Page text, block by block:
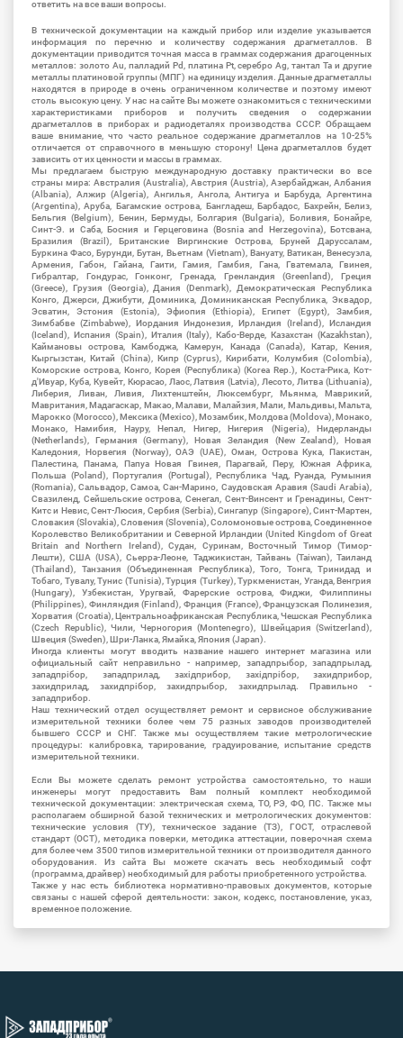
ответить на все ваши вопросы.
В технической документации на каждый прибор или изделие указывается
информация по перечню и количеству содержания драгметаллов. В
документации приводится точная масса в граммах содержания драгоценных
металлов: золото Au, палладий Pd, платина Pt, серебро Ag, тантал Ta и другие
металлы платиновой группы (МПГ) на единицу изделия. Данные драгметаллы
находятся в природе в очень ограниченном количестве и поэтому имеют
столь высокую цену. У нас на сайте Вы можете ознакомиться с техническими
характеристиками приборов и получить сведения о содержании
драгметаллов в приборах и радиодеталях производства СССР. Обращаем
ваше внимание, что часто реальное содержание драгметаллов на 10-25%
отличается от справочного в меньшую сторону! Цена драгметаллов будет
зависить от их ценности и массы в граммах.
Мы предлагаем быструю международную доставку практически во все
страны мира: Австралия (Australia), Австрия (Austria), Азербайджан, Албания
(Albania), Алжир (Algeria), Ангилья, Ангола, Антигуа и Барбуда, Аргентина
(Argentina), Аруба, Багамские острова, Бангладеш, Барбадос, Бахрейн, Белиз,
Бельгия (Belgium), Бенин, Бермуды, Болгария (Bulgaria), Боливия, Бонайре,
Синт-Э. и Саба, Босния и Герцеговина (Bosnia and Herzegovina), Ботсвана,
Бразилия (Brazil), Британские Виргинские Острова, Бруней Даруссалам,
Буркина Фасо, Бурунди, Бутан, Вьетнам (Vietnam), Вануату, Ватикан, Венесуэла,
Армения, Габон, Гайана, Гаити, Гамия, Гамбия, Гана, Гватемала, Гвинея,
Гибралтар, Гондурас, Гонконг, Гренада, Гренландия (Greenland), Греция
(Greece), Грузия (Georgia), Дания (Denmark), Демократическая Республика
Конго, Джерси, Джибути, Доминика, Доминиканская Республика, Эквадор,
Эсватин, Эстония (Estonia), Эфиопия (Ethiopia), Египет (Egypt), Замбия,
Зимбабве (Zimbabwe), Иордания Индонезия, Ирландия (Ireland), Исландия
(Iceland), Испания (Spain), Италия (Italy), Кабо-Верде, Казахстан (Kazakhstan),
Каймановы острова, Камбоджа, Камерун, Канада (Canada), Катар, Кения,
Кыргызстан, Китай (China), Кипр (Cyprus), Кирибати, Колумбия (Colombia),
Коморские острова, Конго, Корея (Республика) (Korea Rep.), Коста-Рика, Кот-
д'Ивуар, Куба, Кувейт, Кюрасао, Лаос, Латвия (Latvia), Лесото, Литва (Lithuania),
Либерия, Ливан, Ливия, Лихтенштейн, Люксембург, Мьянма, Маврикий,
Мавритания, Мадагаскар, Макао, Малави, Малайзия, Мали, Мальдивы, Мальта,
Марокко (Morocco), Мексика (Mexico), Мозамбик, Молдова (Moldova), Монако,
Монако, Намибия, Науру, Непал, Нигер, Нигерия (Nigeria), Нидерланды
(Netherlands), Германия (Germany), Новая Зеландия (New Zealand), Новая
Каледония, Норвегия (Norway), ОАЭ (UAE), Оман, Острова Кука, Пакистан,
Палестина, Панама, Папуа Новая Гвинея, Парагвай, Перу, Южная Африка,
Польша (Poland), Португалия (Portugal), Республика Чад, Руанда, Румыния
(Romania), Сальвадор, Самоа, Сан-Марино, Саудовская Аравия (Saudi Arabia),
Свазиленд, Сейшельские острова, Сенегал, Сент-Винсент и Гренадины, Сент-
Китс и Невис, Сент-Люсия, Сербия (Serbia), Сингапур (Singapore), Синт-Мартен,
Словакия (Slovakia), Словения (Slovenia), Соломоновые острова, Соединенное
Королевство Великобритании и Северной Ирландии (United Kingdom of Great
Britain and Northern Ireland), Судан, Суринам, Восточный Тимор (Тимор-
Лешти), США (USA), Сьерра-Леоне, Таджикистан, Тайвань (Taiwan), Таиланд
(Thailand), Танзания (Объединенная Республика), Того, Тонга, Тринидад и
Тобаго, Тувалу, Тунис (Tunisia), Турция (Turkey), Туркменистан, Уганда, Венгрия
(Hungary), Узбекистан, Уругвай, Фарерские острова, Фиджи, Филиппины
(Philippines), Финляндия (Finland), Франция (France), Французская Полинезия,
Хорватия (Croatia), Центральноафриканская Республика, Чешская Республика
(Czech Republic), Чили, Черногория (Montenegro), Швейцария (Switzerland),
Швеция (Sweden), Шри-Ланка, Ямайка, Япония (Japan).
Иногда клиенты могут вводить название нашего интернет магазина или
официальный сайт неправильно - например, западпрыбор, западпрылад,
западпрібор, западприлад, західприбор, західпрібор, захидприбор,
захидприлад, захидпрібор, захидпрыбор, захидпрылад. Правильно -
западприбор.
Наш технический отдел осуществляет ремонт и сервисное обслуживание
измерительной техники более чем 75 разных заводов производителей
бывшего СССР и СНГ. Также мы осуществляем такие метрологические
процедуры: калибровка, тарирование, градуирование, испытание средств
измерительной техники.
Если Вы можете сделать ремонт устройства самостоятельно, то наши
инженеры могут предоставить Вам полный комплект необходимой
технической документации: электрическая схема, ТО, РЭ, ФО, ПС. Также мы
располагаем обширной базой технических и метрологических документов:
технические условия (ТУ), техническое задание (ТЗ), ГОСТ, отраслевой
стандарт (ОСТ), методика поверки, методика аттестации, поверочная схема
для более чем 3500 типов измерительной техники от производителя данного
оборудования. Из сайта Вы можете скачать весь необходимый софт
(программа, драйвер) необходимый для работы приобретенного устройства.
Также у нас есть библиотека нормативно-правовых документов, которые
связаны с нашей сферой деятельности: закон, кодекс, постановление, указ,
временное положение.